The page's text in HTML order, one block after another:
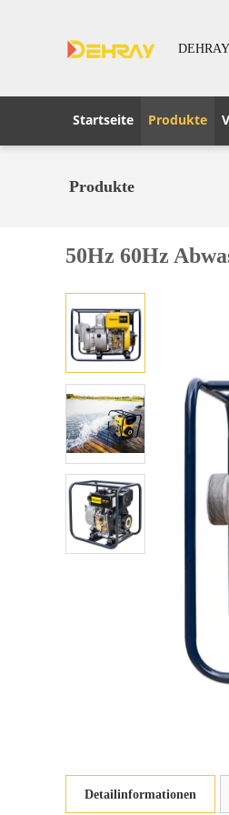
Startseite Produkte
Produkte
50Hz 60Hz
Detailinformationen